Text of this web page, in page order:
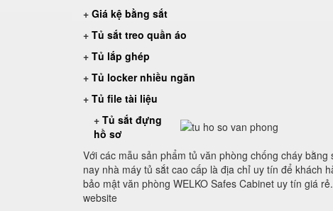
+ Giá kệ bằng sắt
+ Tủ sắt treo quần áo
+ Tủ lắp ghép
+ Tủ locker nhiều ngăn
+ Tủ file tài liệu
+ Tủ sắt đựng
hồ sơ
Với các mẫu sản phẩm tủ văn phòng chống cháy
nay nhà máy tủ sắt cao cấp là địa chỉ uy tín để khách
bảo mật văn phòng WELKO Safes Cabinet uy tín giá
website